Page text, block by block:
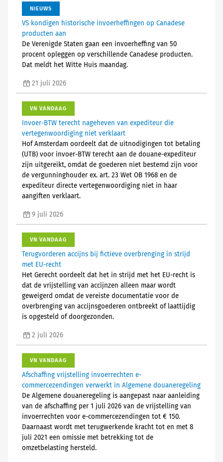
NIEUWS
VS kondigen historische invoerheffingen op Canadese
producten aan
De Verenigde Staten gaan een invoerheffing van 50
procent opleggen op verschillende Canadese producten.
Dat meldt het Witte Huis maandag.
21 juli 2026
VN VANDAAG
Invoer-BTW terecht nageheven van expediteur die
vertegenwoordiging niet verklaart
Hof Amsterdam oordeelt dat de uitnodigingen tot betaling
(UTB) voor invoer-BTW terecht aan de douane-expediteur
zijn uitgereikt, omdat de goederen niet bestemd zijn voor
de vergunninghouder ex. art. 23 Wet OB 1968 en de
expediteur directe vertegenwoordiging niet in haar
aangiften verklaart.
9 juli 2026
VN VANDAAG
Terugvorderen accijns bij fictieve overbrenging in strijd
met EU-recht
Het Gerecht oordeelt dat het in strijd met het EU-recht is
dat de vrijstelling van accijnzen alleen maar wordt
geweigerd omdat de vereiste documentatie voor de
overbrenging van accijnsgoederen ontbreekt of laattijdig
is opgesteld of doorgezonden.
2 juli 2026
VN VANDAAG
Afschaffing vrijstelling invoerrechten e-
commercezendingen verwerkt in Algemene douaneregeling
De Algemene douaneregeling is aangepast naar aanleiding
van de afschaffing per 1 juli 2026 van de vrijstelling van
invoerrechten voor e-commercezendingen tot € 150.
Daarnaast wordt met terugwerkende kracht tot en met 8
juli 2021 een omissie met betrekking tot de
omzetbelasting hersteld.